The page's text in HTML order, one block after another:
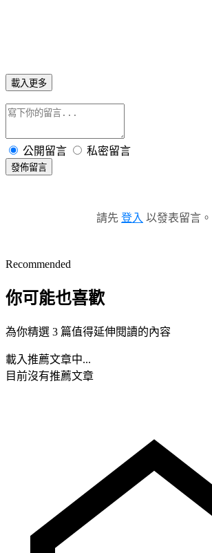
載入更多
公開留言 私密留言
發佈留言
請先 登入 以發表留言。
Recommended
你可能也喜歡
為你精選 3 篇值得延伸閱讀的內容
載入推薦文章中...
目前沒有推薦文章